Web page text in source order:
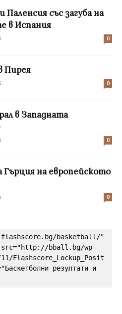
със загуба на
в Испания
0
Пирея
0
в Западната
0
на европейското
0
basketball/"
src="http://bball.bg/wp-
Flashscore_Lockup_Posit
резултати и